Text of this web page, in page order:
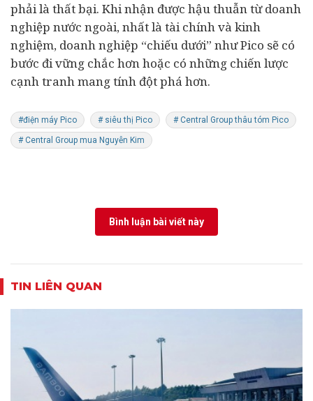
phải là thất bại. Khi nhận được hậu thuẫn từ doanh
nghiệp nước ngoài, nhất là tài chính và kinh
nghiệm, doanh nghiệp “chiếu dưới” như Pico sẽ có
bước đi vững chắc hơn hoặc có những chiến lược
cạnh tranh mang tính đột phá hơn.
#điện máy Pico # siêu thị Pico # Central Group thâu tóm Pico
# Central Group mua Nguyễn Kim
Bình luận bài viết này
TIN LIÊN QUAN